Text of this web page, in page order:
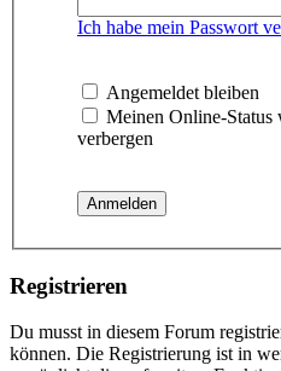
Ich habe mein Passwort
Angemeldet bleiben
Meinen Online-Status
verbergen
Registrieren
Du musst in diesem Forum
können. Die Registrierung ist in